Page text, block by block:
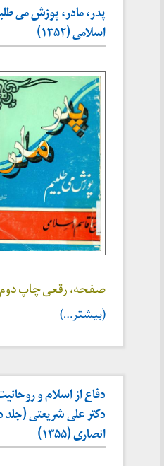
پدر، مادر، پوزش می
اسلامی (۱۳۵۲)
صفحه، رقعی چاپ
(بیشتر…)
دفاع از اسلام و
دکتر علی شریعتی
انصاری (۱۳۵۵)